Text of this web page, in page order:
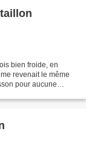
bien froide, en
revenait le même
pour aucune